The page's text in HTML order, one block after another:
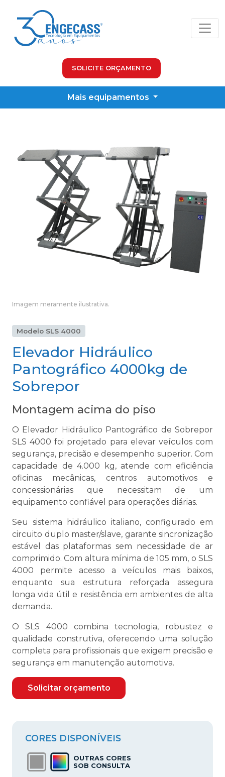
SOLICITE ORÇAMENTO
Mais equipamentos
Imagem meramente ilustrativa.
Modelo SLS 4000
Elevador Hidráulico
Pantográfico 4000kg de
Sobrepor
Montagem acima do piso
O Elevador Hidráulico Pantográfico de Sobrepor
SLS 4000 foi projetado para elevar veículos com
segurança, precisão e desempenho superior. Com
capacidade de 4.000 kg, atende com eficiência
oficinas mecânicas, centros automotivos e
concessionárias que necessitam de um
equipamento confiável para operações diárias.
Seu sistema hidráulico italiano, configurado em
circuito duplo master/slave, garante sincronização
estável das plataformas sem necessidade de ar
comprimido. Com altura mínima de 105 mm, o SLS
4000 permite acesso a veículos mais baixos,
enquanto sua estrutura reforçada assegura
longa vida útil e resistência em ambientes de alta
demanda.
O SLS 4000 combina tecnologia, robustez e
qualidade construtiva, oferecendo uma solução
completa para profissionais que exigem precisão e
segurança em manutenção automotiva.
Solicitar orçamento
CORES DISPONÍVEIS
OUTRAS CORES
SOB CONSULTA